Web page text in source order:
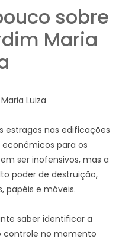
sobre
Maria
Luiza
estragos nas edificações
para os
ser inofensivos, mas a
poder de destruição,
papéis e móveis.
saber identificar a
controle no momento